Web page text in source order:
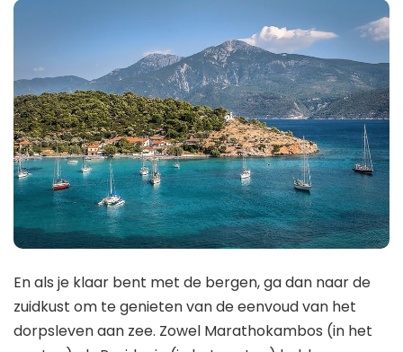
En als je klaar bent met de bergen, ga dan naar de
zuidkust om te genieten van de eenvoud van het
dorpsleven aan zee. Zowel Marathokambos (in het